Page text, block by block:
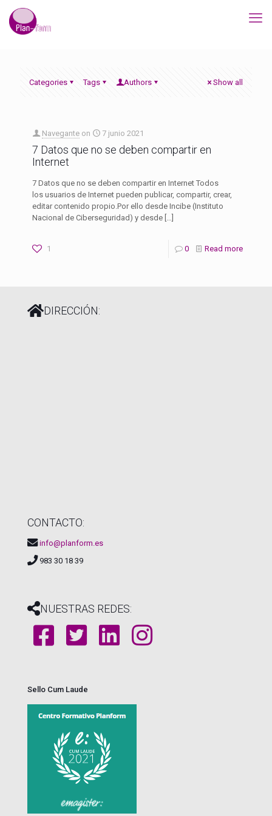
Categories Tags Authors Show all
Navegante on 7 junio 2021
7 Datos que no se deben compartir en
Internet
7 Datos que no se deben compartir en Internet Todos
los usuarios de Internet pueden publicar, compartir, crear,
editar contenido propio.Por ello desde Incibe (Instituto
Nacional de Ciberseguridad) y desde […]
1 0 Read more
DIRECCIÓN:
CONTACTO:
info@planform.es
983 30 18 39
NUESTRAS REDES:
Sello Cum Laude